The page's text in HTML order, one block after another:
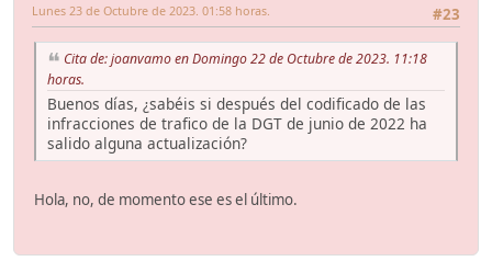
#23
Lunes 23 de Octubre de 2023. 01:58 horas.
Cita de: joanvamo en Domingo 22 de Octubre de 2023. 11:18
horas.
Buenos días, ¿sabéis si después del codificado de las
infracciones de trafico de la DGT de junio de 2022 ha
salido alguna actualización?
Hola, no, de momento ese es el último.